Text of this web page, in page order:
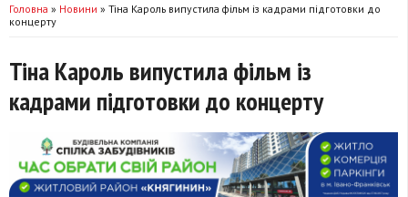
Головна » Новини » Тіна Кароль випустила фільм із кадрами підготовки до
концерту
Тіна Кароль випустила фільм із
кадрами підготовки до концерту